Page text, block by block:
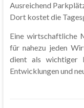
Ausreichend
Dort kostet die
Eine wirtschaftliche
für nahezu jeden
dient als wichtiger
Entwicklungen und